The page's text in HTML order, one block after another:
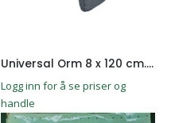
Universal Orm 8 x 120 cm. 20stk
Logg inn for å se priser og
handle